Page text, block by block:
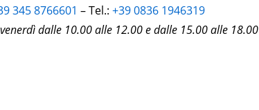
345 8766601 – Tel.:+39 0836 1946319
dalle 10.00 alle 12.00 e dalle 15.00 alle 18.00